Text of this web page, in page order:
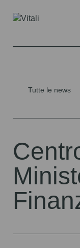
Tutte le news